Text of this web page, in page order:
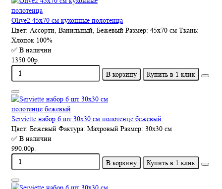
Olive2 45x70 см кухонные полотенца
Цвет: Ассорти, Ванильный, Бежевый Размер: 45х70 см Ткань:
Хлопок 100%
✅ В наличии
1350.00р.
В корзину
Купить в 1 клик
Serviette набор 6 шт 30х30 см полотенце бежевый
Цвет: Бежевый Фактура: Махровый Размер: 30х30 см
✅ В наличии
990.00р.
В корзину
Купить в 1 клик